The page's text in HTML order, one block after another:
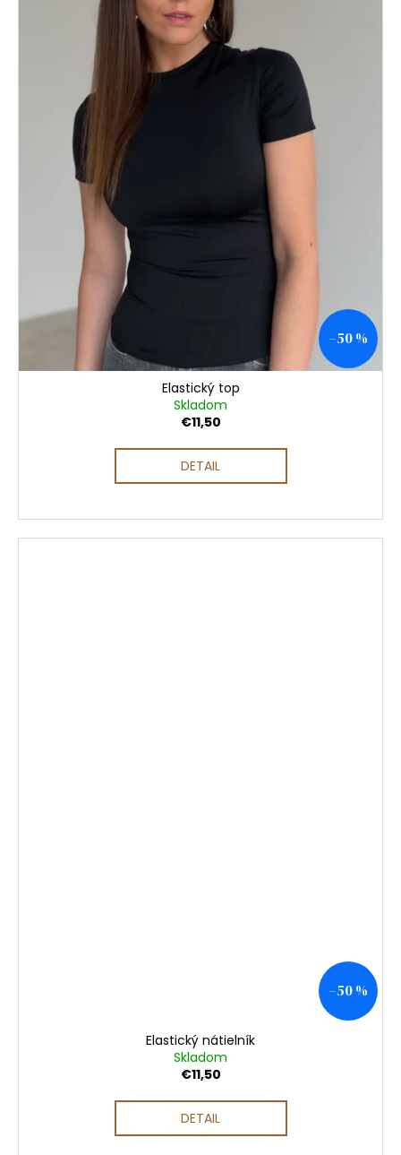
–50 %
Elastický top
Skladom
€11,50
DETAIL
–50 %
Elastický nátielník
Skladom
€11,50
DETAIL